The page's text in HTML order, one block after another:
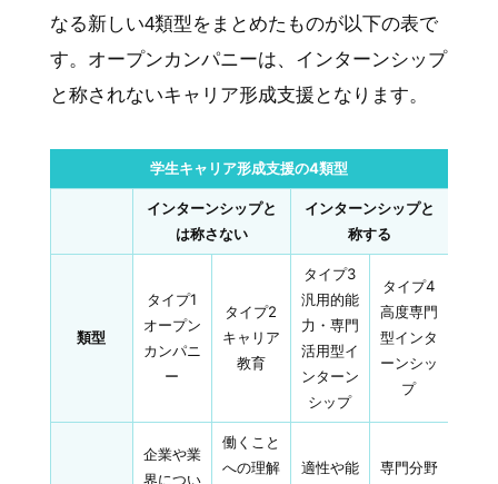
なる新しい4類型をまとめたものが以下の表で
す。オープンカンパニーは、インターンシップ
と称されないキャリア形成支援となります。
学生キャリア形成支援の4類型
インターンシップと
は称さない
インターンシップと
称する
類型
タイプ1
オープン
カンパニ
ー
タイプ2
キャリア
教育
タイプ3
汎用的能
力・専門
活用型イ
ンターン
シップ
タイプ4
高度専門
型インタ
ーンシッ
プ
企業や業
界につい
働くこと
への理解
適性や能
専門分野